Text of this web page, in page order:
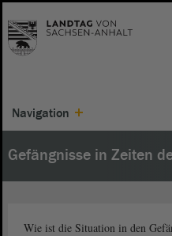
Navigation
Gefängnisse in Zeiten
Wie ist die Situation in den